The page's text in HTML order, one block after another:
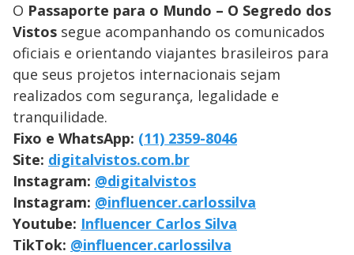
O Passaporte para o Mundo – O Segredo dos
Vistos segue acompanhando os comunicados
oficiais e orientando viajantes brasileiros para
que seus projetos internacionais sejam
realizados com segurança, legalidade e
tranquilidade.
Fixo e WhatsApp: (11) 2359-8046
Site: digitalvistos.com.br
Instagram: @digitalvistos
Instagram: @influencer.carlossilva
Youtube: Influencer Carlos Silva
TikTok: @influencer.carlossilva